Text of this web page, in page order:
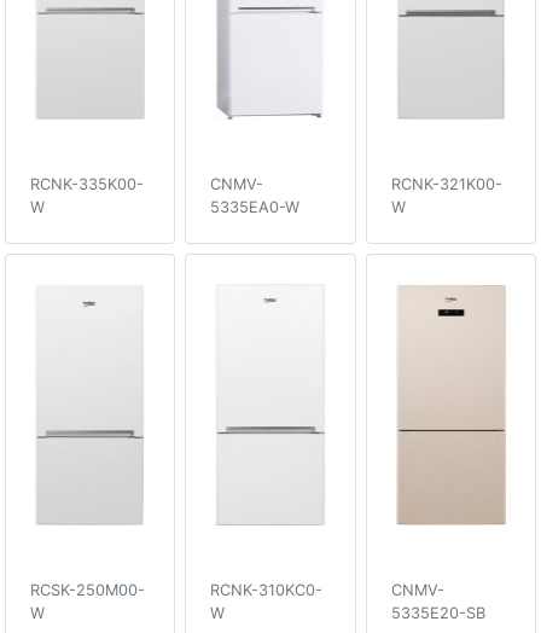
RCNK-335K00-
W
CNMV-
5335EA0-W
RCNK-321K00-
W
RCSK-250M00-
W
RCNK-310KC0-
W
CNMV-
5335E20-SB